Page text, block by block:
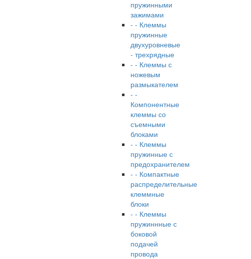
пружинными
зажимами
- - Клеммы
пружинные
двухуровневые
- трехрядные
- - Клеммы с
ножевым
размыкателем
- -
Компонентные
клеммы со
съемными
блоками
- - Клеммы
пружинные с
предохранителем
- - Компактные
распределительные
клеммные
блоки
- - Клеммы
пружиннные с
боковой
подачей
провода